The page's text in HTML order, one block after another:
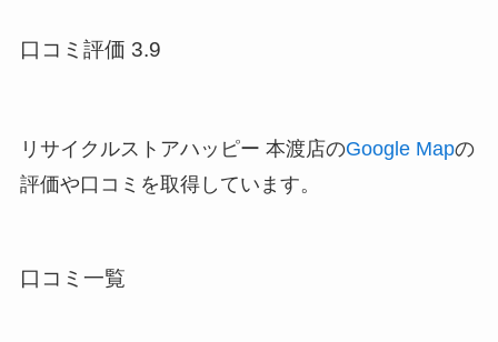
口コミ評価 3.9
リサイクルストアハッピー 本渡店のGoogle Mapの
評価や口コミを取得しています。
口コミ一覧